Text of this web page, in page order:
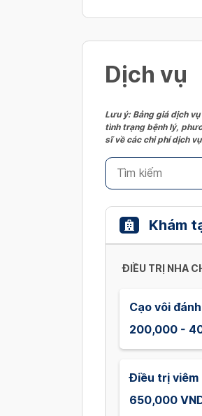
Dịch vụ
Lưu ý: Bảng giá dịch
tình trạng bệnh lý,
sĩ về các chi phí dịch
Khám
ĐIỀU TRỊ NHA
Cạo vôi
200,000 -
Điều trị viêm
650,000